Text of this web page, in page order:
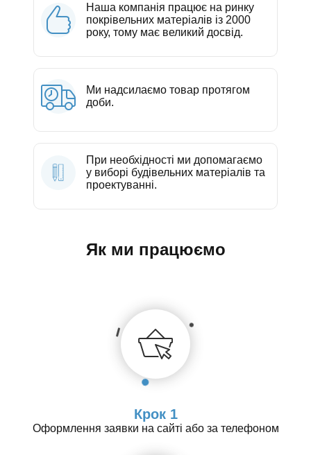
Наша компанія працює на ринку
покрівельних матеріалів із 2000
року, тому має великий досвід.
Ми надсилаємо товар протягом
доби.
При необхідності ми допомагаємо
у виборі будівельних матеріалів та
проектуванні.
Як ми працюємо
Крок 1
Оформлення заявки на сайті або за телефоном